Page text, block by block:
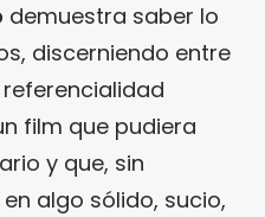
demuestra saber lo
discerniendo entre
film que pudiera
y que, sin
algo sólido, sucio,